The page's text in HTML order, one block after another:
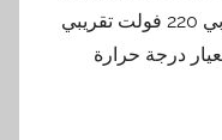
ماركة المهندس منسى الجهد الكهربي 220 فولت تقريبي
تقريبي معيار درجة حرارة